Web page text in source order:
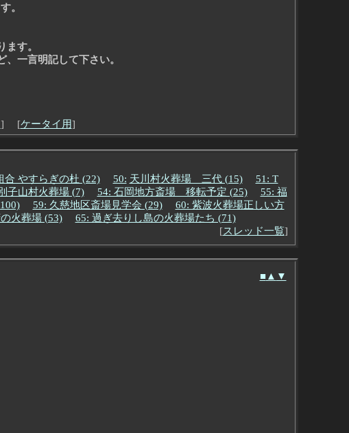
。
す。
一言明記して下さい。
] [ケータイ用]
合 やすらぎの杜 (22) 50: 天川村火葬場 三代 (15)
51: T
子山村火葬場 (7) 54: 石岡地方斎場 移転予定 (25)
55: 福
59: 久慈地区斎場見学会 (29)
60: 紫波火葬場正しい方
火葬場 (53)
65: 過ぎ去りし島の火葬場たち (71)
[スレッド一覧]
■▲ ▼